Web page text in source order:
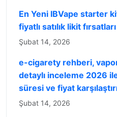
En Yeni IBVape starter
fiyatlı satılık likit fırsatları
Şubat 14, 2026
e-cigarety rehberi,
detaylı inceleme 2026
süresi ve fiyat
Şubat 14, 2026